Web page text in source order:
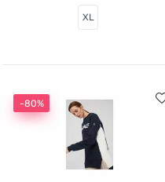
XL
-80%